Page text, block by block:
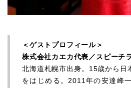
＜ゲストプロフィール＞
株式会社カエカ代表／スピーチ
北海道札幌市出身。15歳から日
をはじめる。2011年の安達峰